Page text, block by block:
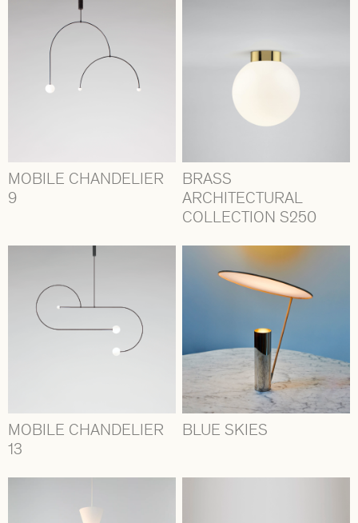
MOBILE CHANDELIER
9
BRASS
ARCHITECTURAL
COLLECTION S250
MOBILE CHANDELIER
13
BLUE SKIES